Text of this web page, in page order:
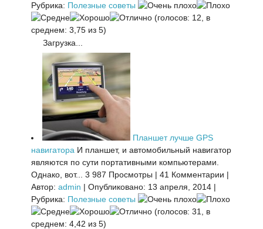
Рубрика: Полезные советы
(голосов: 12, в
среднем: 3,75 из 5)
Загрузка...
Планшет лучше GPS
навигатора И планшет, и автомобильный навигатор
являются по сути портативными компьютерами.
Однако, вот...
3 987 Просмотры | 41 Комментарии |
Автор: admin | Опубликовано: 13 апреля, 2014 |
Рубрика: Полезные советы
(голосов: 31, в
среднем: 4,42 из 5)